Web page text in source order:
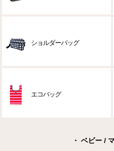
ショルダーバッグ
エコバッグ
・ ベビー /